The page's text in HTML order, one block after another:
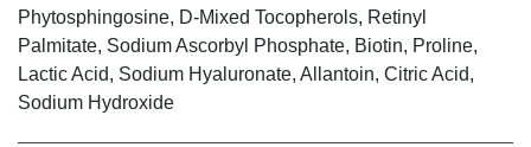
Phytosphingosine, D-Mixed Tocopherols, Retinyl
Palmitate, Sodium Ascorbyl Phosphate, Biotin, Proline,
Lactic Acid, Sodium Hyaluronate, Allantoin, Citric Acid,
Sodium Hydroxide